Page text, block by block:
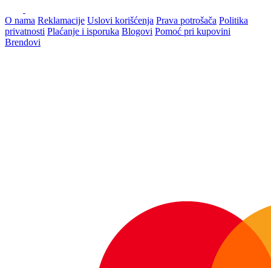
O nama Reklamacije Uslovi korišćenja Prava potrošača Politika
privatnosti Plaćanje i isporuka Blogovi Pomoć pri kupovini
Brendovi